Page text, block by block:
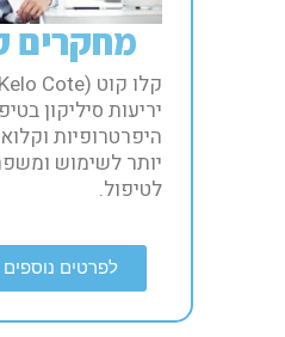
מחקרים
יריעות סיליקון
היפרטרופיות
יותר לשימוש
לטיפול.​
לפרטים נוספים